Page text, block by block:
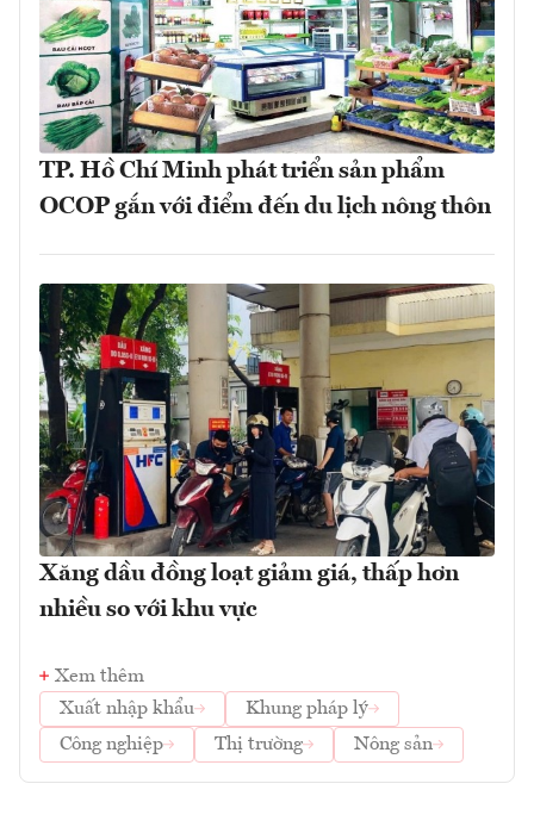
TP. Hồ Chí Minh phát triển sản phẩm
OCOP gắn với điểm đến du lịch nông thôn
Xăng dầu đồng loạt giảm giá, thấp hơn
nhiều so với khu vực
Xem thêm
Xuất nhập khẩu
Khung pháp lý
Công nghiệp
Thị trường Nông sản